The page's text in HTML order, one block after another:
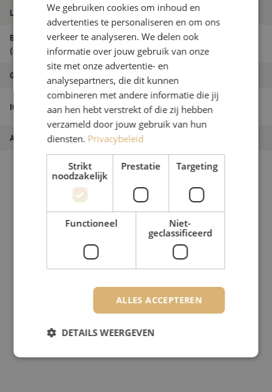
Lengte 25m
Buitendiameter
(mm)
1.8
Grade
Itemnaam
Patchkabel duplex SM, SC/APC-SC/APC,
1.8mm, 25m
Artikelnummer M20002783
We gebruiken cookies om inhoud en
advertenties te personaliseren en om ons
verkeer te analyseren. We delen ook
informatie over jouw gebruik van onze
site met onze advertentie- en
analysepartners, die dit kunnen
combineren met andere informatie die jij
aan hen hebt verstrekt of die zij hebben
verzameld door jouw gebruik van hun
diensten. Privacybeleid
Strikt
noodzakelijk
Prestatie Targeting
Functioneel
Niet-
geclassificeerd
ALLES ACCEPTEREN
DETAILS WEERGEVEN